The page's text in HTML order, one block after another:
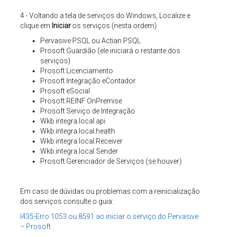
4 - Voltando a tela de serviços do Windows,
Localize e
clique em Iniciar os serviços (nesta ordem)
Pervasive PSQL ou Actian PSQL
Prosoft Guardião (ele iniciará o restante dos
serviços)
Prosoft Licenciamento
Prosoft Integração eContador
Prosoft eSocial
Prosoft REINF OnPremise
Prosoft Serviço de Integração
Wkb.integra.local.api
Wkb.integra.local.health
Wkb.integra.local.Receiver
Wkb.integra.local.Sender
Prosoft Gerenciador de Serviços (se houver)
Em caso de dúvidas ou problemas com a reinicialização
dos serviços consulte o guia:
I435-Erro 1053 ou 8591 ao iniciar o serviço do Pervasive
– Prosoft